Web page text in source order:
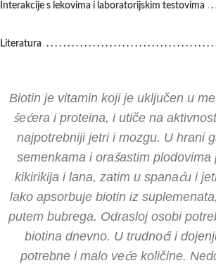
Interakcije s lekovima i laboratorijskim testovima
Literatura
Biotin je vitamin koji je uključen u
šećera i proteina, i utiče na
najpotrebniji jetri i mozgu. U hrani
semenkama i orašastim plodovima
kikirikija i lana, zatim u spanaću i
lako apsorbuje biotin iz
putem bubrega. Odrasloj osobi
biotina dnevno. U trudnoći i
potrebne i malo veće količine.